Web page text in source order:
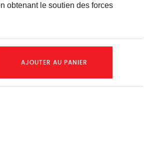
obtenant le soutien des forces
AJOUTER AU PANIER